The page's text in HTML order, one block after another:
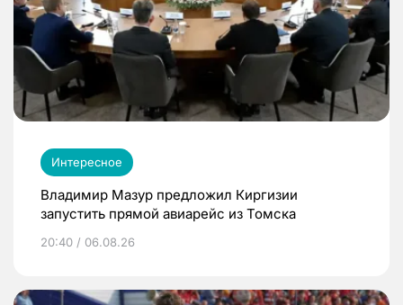
Интересное
Владимир Мазур предложил Киргизии
запустить прямой авиарейс из Томска
20:40 / 06.08.26